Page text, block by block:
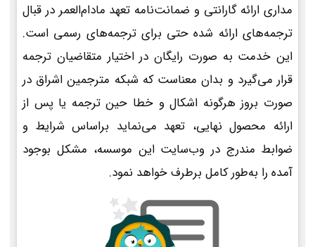
مداری ارائه گارانتی و ضمانت‌نامه تعهد مادام‌العمر در قبال
ترجمه‌های ارائه شده حتی برای ترجمه‌های رسمی است.
این خدمت به صورت رایگان در اختیار متقاضیان ترجمه
قرار می‌گیرد و بدان معناست که شبکه مترجمین اشراق در
صورت بروز هرگونه اشکال و خطا حین ترجمه یا پس از
ارائه محصول نهایی، تعهد می‌نماید براساس شرایط و
ضوابط مندرج در وب‌سایت این موسسه، مشکل بوجود
آمده را به‌طور کامل برطرف خواهد نمود.